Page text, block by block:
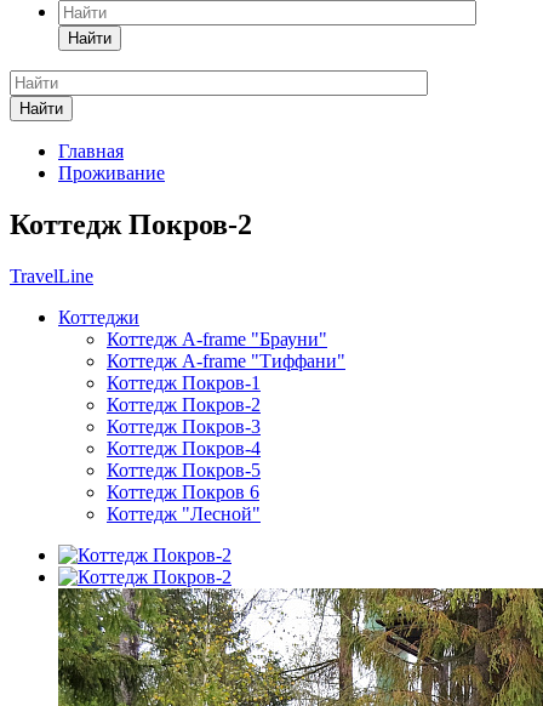
Найти
Найти
Главная
Проживание
Коттедж Покров-2
TravelLine
Коттеджи
Коттедж A-frame "Брауни"
Коттедж A-frame "Тиффани"
Коттедж Покров-1
Коттедж Покров-2
Коттедж Покров-3
Коттедж Покров-4
Коттедж Покров-5
Коттедж Покров 6
Коттедж "Лесной"